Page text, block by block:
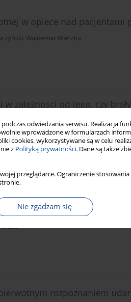
odwiedzania serwisu. Realizacja
wprowadzone w formularzach
cookies, wykorzystywane są w celu
z Polityką prywatności. Dane są także
przeglądarce. Ograniczenie
Nie zgadzam się
w opiece nad pacjentami
, Waldemar Wierzba
zależności od tego, czy
na wirusowe zapalenie
rozpoznaniem